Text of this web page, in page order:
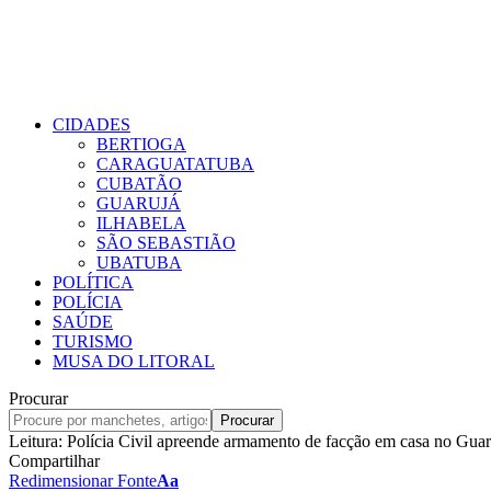
CIDADES
BERTIOGA
CARAGUATATUBA
CUBATÃO
GUARUJÁ
ILHABELA
SÃO SEBASTIÃO
UBATUBA
POLÍTICA
POLÍCIA
SAÚDE
TURISMO
MUSA DO LITORAL
Procurar
Leitura: Polícia Civil apreende armamento de facção em casa no
Compartilhar
Redimensionar FonteAa